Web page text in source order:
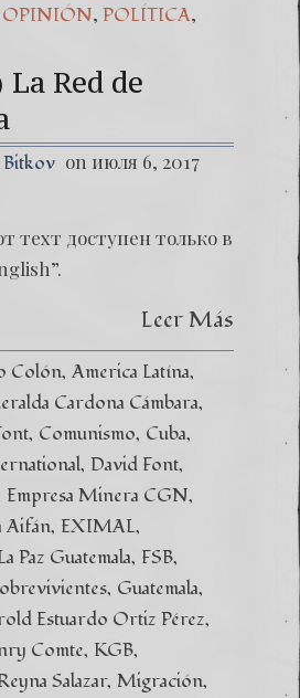
OPINIÓN, POLÍTICA,
Red de
on июля 6, 2017
техт доступен только в
Leer Más
Colón America Latína
Cardona Cámbara
Comunismo Cuba
David Font
Empresa Minera CGN
Aifán EXIMAL
Paz Guatemala FSB
Guatemala
Estuardo Ortiz Pérez
Comte KGB
Salazar Migración